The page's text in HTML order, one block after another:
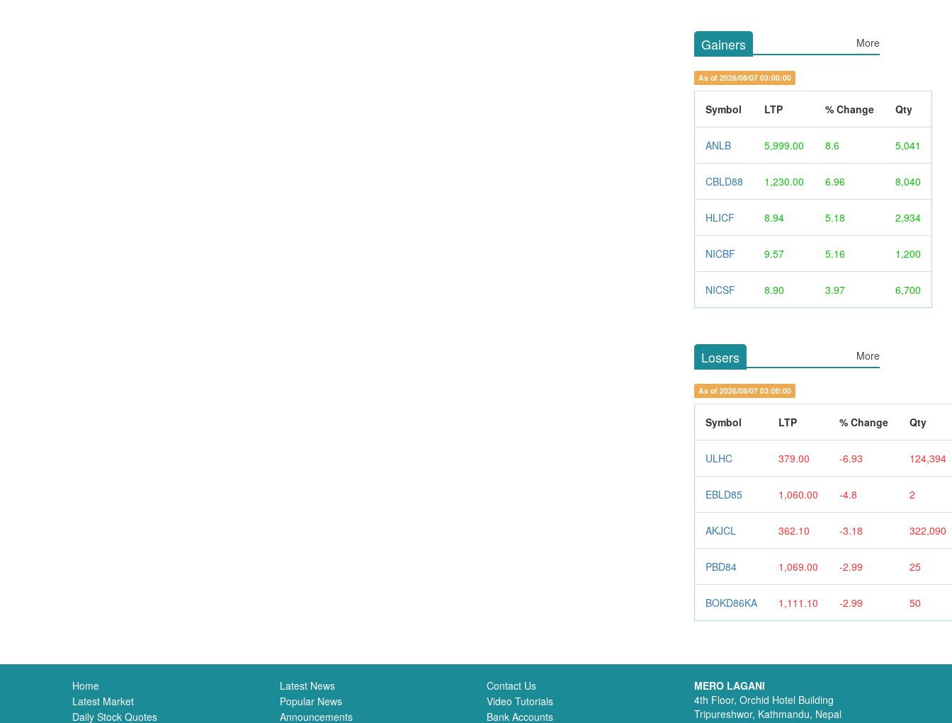
Gainers More
As of 2026/08/07 03:00:00
Symbol LTP % Change Qty
ANLB 5,999.00 8.6 5,041
CBLD88 1,230.00 6.96 8,040
HLICF 8.94 5.18 2,934
NICBF 9.57 5.16 1,200
NICSF 8.90 3.97 6,700
Losers More
As of 2026/08/07 03:00:00
Symbol LTP % Change Qty
ULHC 379.00 -6.93 124,394
EBLD85 1,060.00 -4.8 2
AKJCL 362.10 -3.18 322,090
PBD84 1,069.00 -2.99 25
BOKD86KA 1,111.10 -2.99 50
Home
Latest Market
Daily Stock Quotes
Latest News
Popular News
Announcements
Contact Us
Video Tutorials
Bank Accounts
MERO LAGANI
4th Floor, Orchid Hotel Building
Tripureshwor, Kathmandu, Nepal